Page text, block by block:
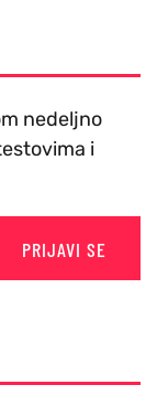
nedeljno
i
PRIJAVI SE